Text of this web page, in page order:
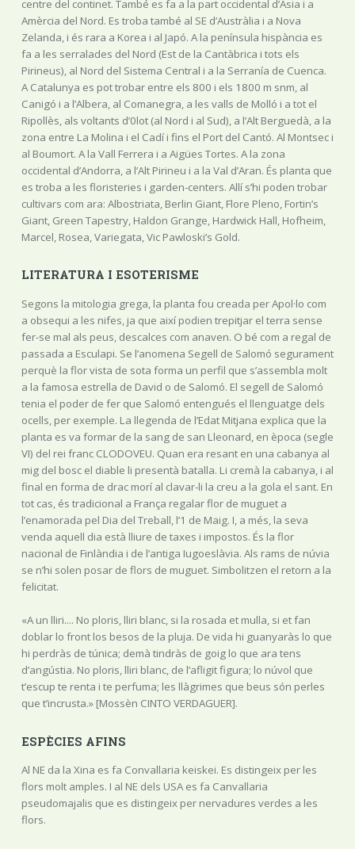
centre del continet. També es fa a la part occidental d’Àsia i a
Amèrcia del Nord. Es troba també al SE d’Austràlia i a Nova
Zelanda, i és rara a Korea i al Japó. A la península hispància es
fa a les serralades del Nord (Est de la Cantàbrica i tots els
Pirineus), al Nord del Sistema Central i a la Serranía de Cuenca.
A Catalunya es pot trobar entre els 800 i els 1800 m snm, al
Canigó i a l’Albera, al Comanegra, a les valls de Molló i a tot el
Ripollès, als voltants d’0lot (al Nord i al Sud), a l’Alt Berguedà, a la
zona entre La Molina i el Cadí i fins el Port del Cantó. Al Montsec i
al Boumort. A la Vall Ferrera i a Aigües Tortes. A la zona
occidental d’Andorra, a l’Alt Pirineu i a la Val d’Aran. És planta que
es troba a les floristeries i garden-centers. Allí s’hi poden trobar
cultivars com ara: Albostriata, Berlin Giant, Flore Pleno, Fortin’s
Giant, Green Tapestry, Haldon Grange, Hardwick Hall, Hofheim,
Marcel, Rosea, Variegata, Vic Pawloski’s Gold.
LITERATURA I ESOTERISME
Segons la mitologia grega, la planta fou creada per Apol·lo com
a obsequi a les nifes, ja que així podien trepitjar el terra sense
fer-se mal als peus, descalces com anaven. O bé com a regal de
passada a Esculapi. Se l’anomena Segell de Salomó segurament
perquè la flor vista de sota forma un perfil que s’assembla molt
a la famosa estrella de David o de Salomó. El segell de Salomó
tenia el poder de fer que Salomó entengués el llenguatge dels
ocells, per exemple. La llegenda de l’Edat Mitjana explica que la
planta es va formar de la sang de san Lleonard, en època (segle
VI) del rei franc CLODOVEU. Quan era resant en una cabanya al
mig del bosc el diable li presentà batalla. Li cremà la cabanya, i al
final en forma de drac morí al clavar-li la creu a la gola el sant. En
tot cas, és tradicional a França regalar flor de muguet a
l’enamorada pel Dia del Treball, l’1 de Maig. I, a més, la seva
venda aquell dia està lliure de taxes i impostos. És la flor
nacional de Finlàndia i de l’antiga Iugoeslàvia. Als rams de núvia
se n’hi solen posar de flors de muguet. Simbolitzen el retorn a la
felicitat.
«A un lliri.... No ploris, lliri blanc, si la rosada et mulla, si et fan
doblar lo front los besos de la pluja. De vida hi guanyaràs lo que
hi perdràs de túnica; demà tindràs de goig lo que ara tens
d’angústia. No ploris, lliri blanc, de l’afligit figura; lo núvol que
t’escup te renta i te perfuma; les llàgrimes que beus són perles
que t’incrusta.» [Mossèn CINTO VERDAGUER].
ESPÈCIES AFINS
Al NE da la Xina es fa Convallaria keiskei. Es distingeix per les
flors molt amples. I al NE dels USA es fa Canvallaria
pseudomajalis que es distingeix per nervadures verdes a les
flors.